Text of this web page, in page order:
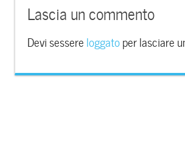
Lascia un commento
Devi sessere loggatoper lasciare